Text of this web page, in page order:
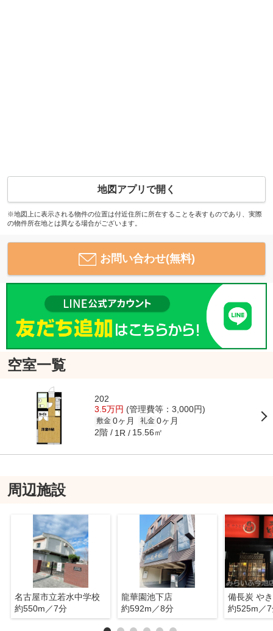
地図アプリで開く
※地図上に表示される物件の位置は付近住所に所在することを表すものであり、実際
の物件所在地とは異なる場合がございます。
お問い合わせ(無料)
空室一覧
202
3.5万円 (管理費等：3,000円)
敷金 0ヶ月 礼金 0ヶ月
2階 1R 15.56㎡
周辺施設
名古屋市立若水中学校
約550m／7分
龍華園池下店
約592m／8分
備長炭 や
約525m／